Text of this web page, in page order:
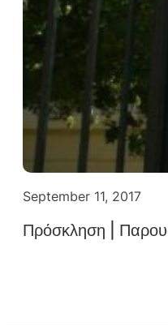
September 11, 2017
Πρόσκληση |